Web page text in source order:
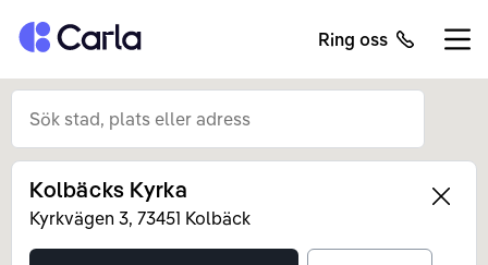
Tillbaka till startsidan Ring oss
Left
Kolbäcks Kyrka
Kyrkvägen 3, 73451 Kolbäck